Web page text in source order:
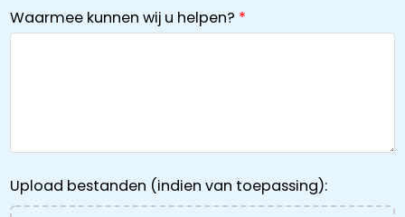
Waarmee kunnen wij u helpen?
Upload bestanden (indien van toepassing):